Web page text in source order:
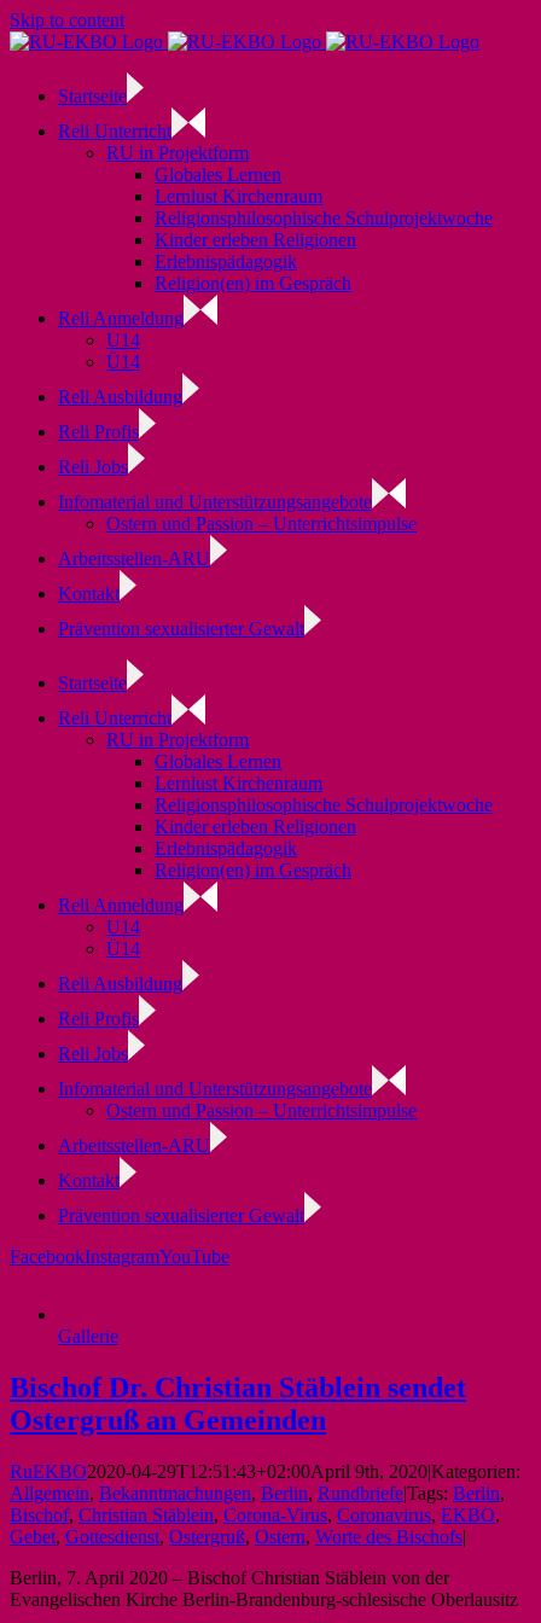
Skip to content
Startseite
Reli Unterricht
RU in Projektform
Globales Lernen
Lernlust Kirchenraum
Religionsphilosophische Schulprojektwoche
Kinder erleben Religionen
Erlebnispädagogik
Religion(en) im Gespräch
Reli Anmeldung
U14
Ü14
Reli Ausbildung
Reli Profis
Reli Jobs
Infomaterial und Unterstützungsangebote
Ostern und Passion – Unterrichtsimpulse
Arbeitsstellen-ARU
Kontakt
Prävention sexualisierter Gewalt
Startseite
Reli Unterricht
RU in Projektform
Globales Lernen
Lernlust Kirchenraum
Religionsphilosophische Schulprojektwoche
Kinder erleben Religionen
Erlebnispädagogik
Religion(en) im Gespräch
Reli Anmeldung
U14
Ü14
Reli Ausbildung
Reli Profis
Reli Jobs
Infomaterial und Unterstützungsangebote
Ostern und Passion – Unterrichtsimpulse
Arbeitsstellen-ARU
Kontakt
Prävention sexualisierter Gewalt
FacebookInstagramYouTube
Gallerie
Bischof Dr. Christian Stäblein sendet
Ostergruß an Gemeinden
RuEKBO2020-04-29T12:51:43+02:00April 9th, 2020|Kategorien:
Allgemein, Bekanntmachungen, Berlin, Rundbriefe|Tags: Berlin,
Bischof, Christian Stäblein, Corona-Virus, Coronavirus, EKBO,
Gebet, Gottesdienst, Ostergruß, Ostern, Worte des Bischofs|
Berlin, 7. April 2020 – Bischof Christian Stäblein von der
Evangelischen Kirche Berlin-Brandenburg-schlesische Oberlausitz